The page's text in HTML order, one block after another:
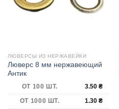
ЛЮВЕРСЫ ИЗ НЕРЖАВЕЙКИ
Люверс 8 мм нержавеющий
Антик
ОТ 100 ШТ. 3.50 ₴
ОТ 1000 ШТ.
1.30 ₴